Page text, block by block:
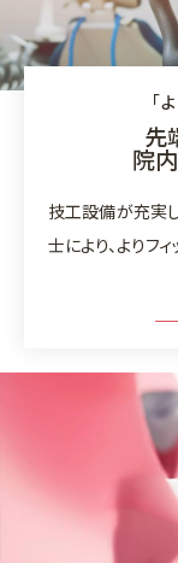
「
先
院
技工設備が充実
士により、よりフ